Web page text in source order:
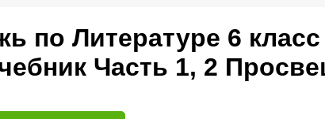
по Литературе 6 класс
Часть 1, 2